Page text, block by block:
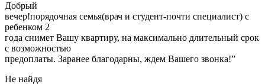
Добрый
вечер!порядочная семья(врач и студент-почти специалист) с
ребенком 2
года снимет Вашу квартиру, на максимально длительный срок
с возможностью
предоплаты. Заранее благодарны, ждем Вашего звонка!”
Не найдя